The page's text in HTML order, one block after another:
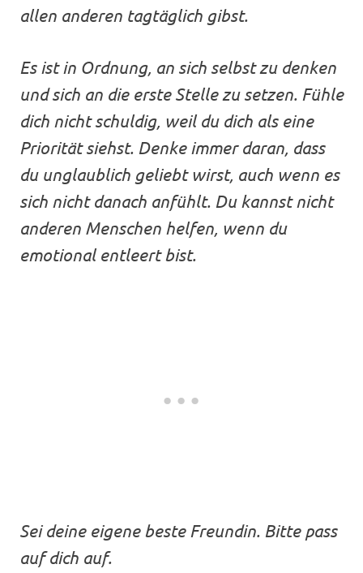
allen anderen tagtäglich gibst.
Es ist in Ordnung, an sich selbst zu denken
und sich an die erste Stelle zu setzen. Fühle
dich nicht schuldig, weil du dich als eine
Priorität siehst. Denke immer daran, dass
du unglaublich geliebt wirst, auch wenn es
sich nicht danach anfühlt. Du kannst nicht
anderen Menschen helfen, wenn du
emotional entleert bist.
Sei deine eigene beste Freundin. Bitte pass
auf dich auf.